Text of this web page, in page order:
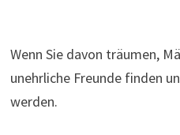
Wenn Sie davon träumen,
unehrliche Freunde finden
werden.